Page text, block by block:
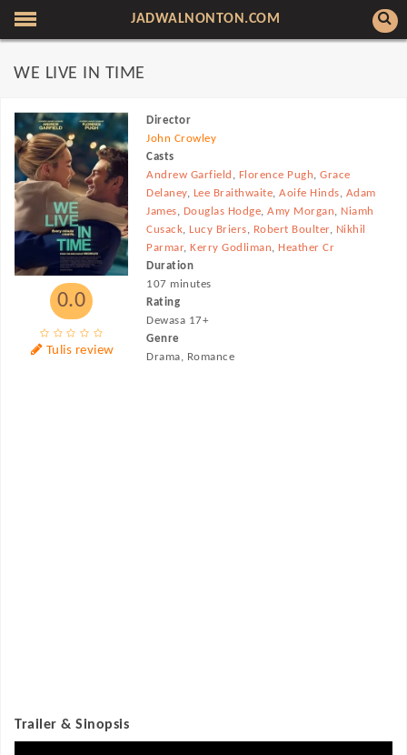
JADWALNONTON.COM
WE LIVE IN TIME
0.0
Tulis review
Director
John Crowley
Casts
Andrew Garfield , Florence Pugh,Grace
Delaney, Lee Braithwaite,Aoife Hinds, Adam
James, Douglas Hodge,Amy Morgan, Niamh
Cusack, Lucy Briers, Robert Boulter, Nikhil
Parmar,Kerry Godliman, Heather Cr
Duration
107 minutes
Rating
Dewasa 17+
Genre
Drama, Romance
Trailer & Sinopsis